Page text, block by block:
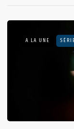
A LA UNE